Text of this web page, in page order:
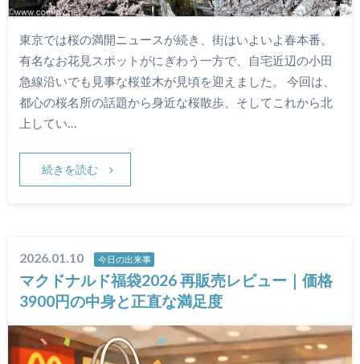
東京では桜の満開ニュースが続き、街はいよいよ春本番。
有名なお花見スポットがにぎわう一方で、自宅近辺の小田
急線沿いでも見事な桜並木が見頃を迎えました。 今回は、
都心の桜名所の話題から身近な桜散歩、そしてこれから北
上してい…
続きを読む
2026.01.10 今日の出来事
マクドナルド福袋2026 再販売レビュー｜価格
3900円の中身と正直な満足度